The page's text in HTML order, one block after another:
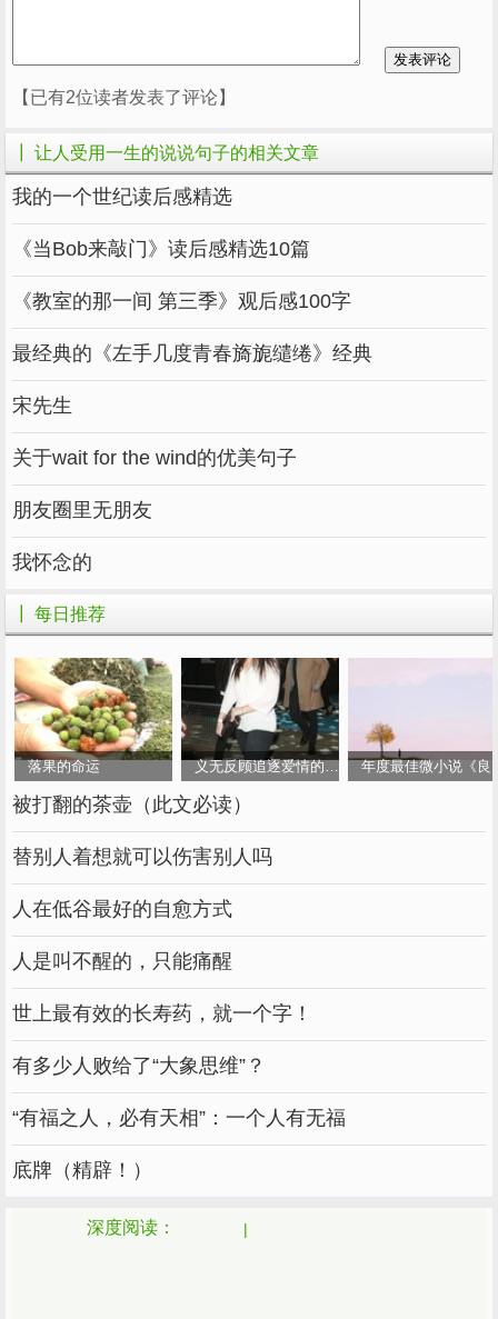
【已有2位读者发表了评论】
┃ 让人受用一生的说说句子的相关文章
我的一个世纪读后感精选
《当Bob来敲门》读后感精选10篇
《教室的那一间 第三季》观后感100字
最经典的《左手几度青春旖旎缱绻》经典
宋先生
关于wait for the wind的优美句子
朋友圈里无朋友
我怀念的
┃ 每日推荐
落果的命运 义无反顾追逐爱情的女人 年度最佳微小说《良
被打翻的茶壶（此文必读）
替别人着想就可以伤害别人吗
人在低谷最好的自愈方式
人是叫不醒的，只能痛醒
世上最有效的长寿药，就一个字！
有多少人败给了“大象思维”？
“有福之人，必有天相”：一个人有无福
底牌（精辟！）
深度阅读：